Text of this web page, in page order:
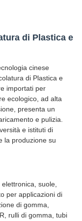
di Plastica e
cinese
di Plastica e
importati per
ecologico, ad alta
presenta un
e pulizia.
e istituti di
la produzione su
suole,
per applicazioni di
di gomma,
rulli di gomma, tubi